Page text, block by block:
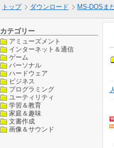
トップ ダウンロード MS-DOSま
カテゴリー
アミューズメント
インターネット＆通信
ゲーム
パーソナル
ハードウェア
ビジネス
プログラミング
ユーティリティ
学習＆教育
家庭＆趣味
文書作成
画像＆サウンド